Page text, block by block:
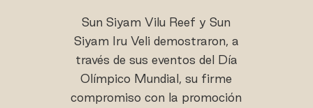
Sun Siyam Vilu Reef y Sun
Siyam Iru Veli demostraron, a
través de sus eventos del Día
Olímpico Mundial, su firme
compromiso con la promoción